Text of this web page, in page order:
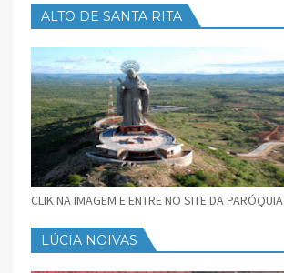
ALTO DE SANTA RITA
CLIK NA IMAGEM E ENTRE NO SITE DA PARÓQUIA
LÚCIA NOIVAS